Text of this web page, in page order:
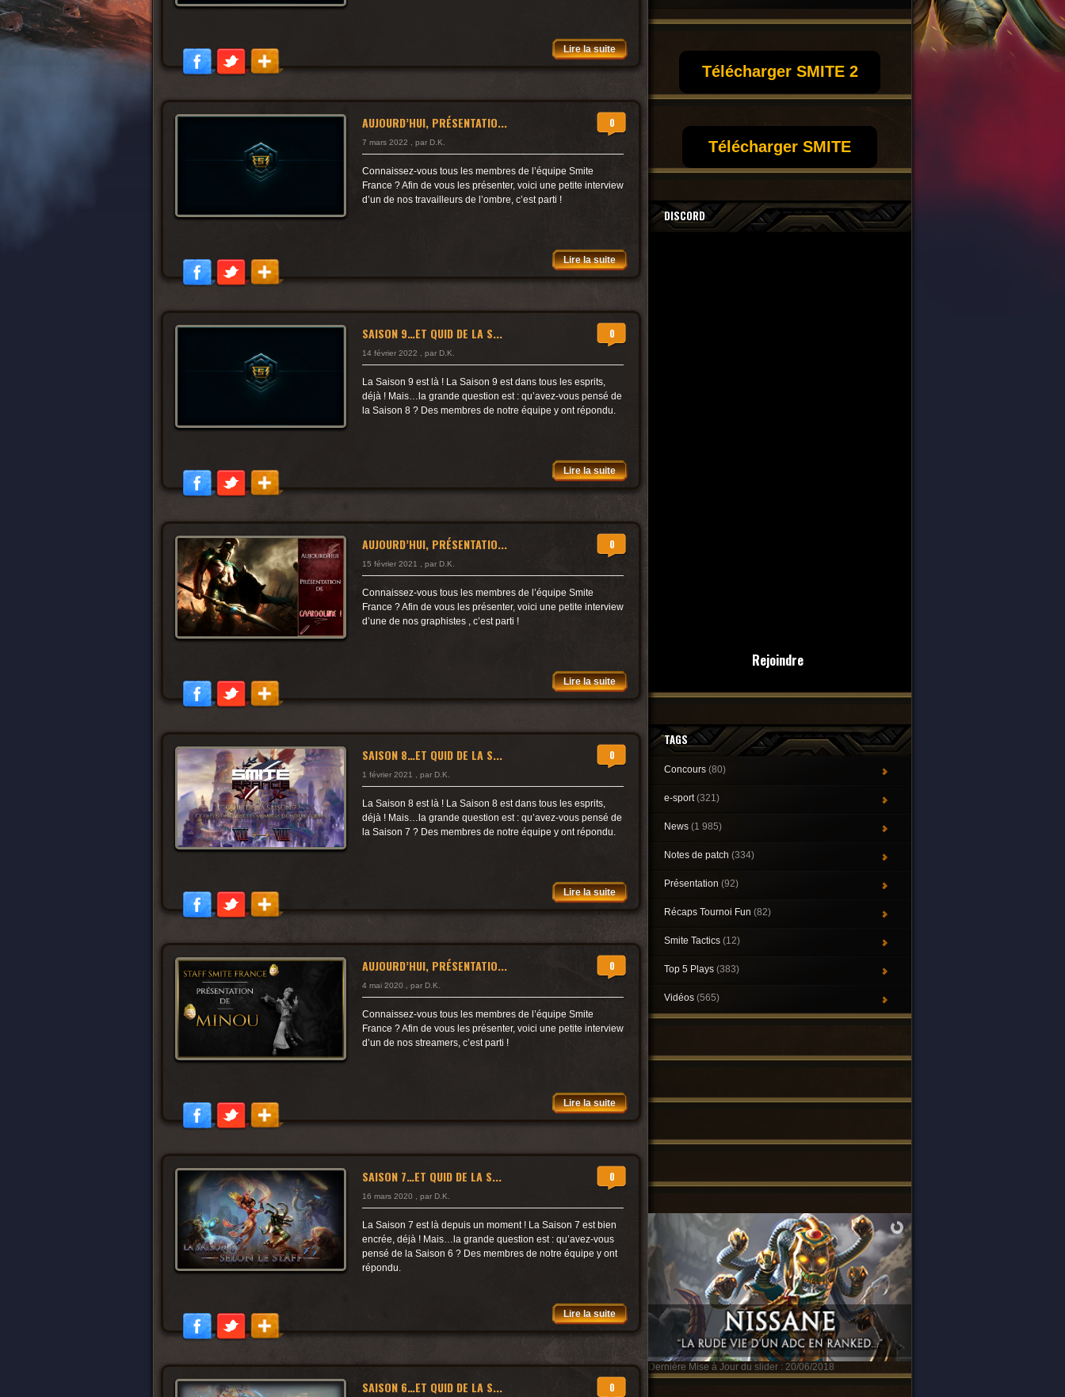
Lire la suite
0
AUJOURD’HUI, PRÉSENTATIO...
7 mars 2022 , par D.K.
Connaissez-vous tous les membres de l’équipe Smite
France ? Afin de vous les présenter, voici une petite interview
d’un de nos travailleurs de l’ombre, c’est parti !
Lire la suite
0
SAISON 9…ET QUID DE LA S...
14 février 2022 , par D.K.
La Saison 9 est là ! La Saison 9 est dans tous les esprits,
déjà ! Mais…la grande question est : qu’avez-vous pensé de
la Saison 8 ? Des membres de notre équipe y ont répondu.
Lire la suite
0
AUJOURD’HUI, PRÉSENTATIO...
15 février 2021 , par D.K.
Connaissez-vous tous les membres de l’équipe Smite
France ? Afin de vous les présenter, voici une petite interview
d’une de nos graphistes , c’est parti !
Lire la suite
0
SAISON 8…ET QUID DE LA S...
1 février 2021 , par D.K.
La Saison 8 est là ! La Saison 8 est dans tous les esprits,
déjà ! Mais…la grande question est : qu’avez-vous pensé de
la Saison 7 ? Des membres de notre équipe y ont répondu.
Lire la suite
0
AUJOURD’HUI, PRÉSENTATIO...
4 mai 2020 , par D.K.
Connaissez-vous tous les membres de l’équipe Smite
France ? Afin de vous les présenter, voici une petite interview
d’un de nos streamers, c’est parti !
Lire la suite
0
SAISON 7…ET QUID DE LA S...
16 mars 2020 , par D.K.
La Saison 7 est là depuis un moment ! La Saison 7 est bien
encrée, déjà ! Mais…la grande question est : qu’avez-vous
pensé de la Saison 6 ? Des membres de notre équipe y ont
répondu.
Lire la suite
0
SAISON 6…ET QUID DE LA S...
Télécharger SMITE 2
Télécharger SMITE
DISCORD
Rejoindre
TAGS
Concours (80)
e-sport(321)
News (1 985)
Notes de patch (334)
Présentation (92)
Récaps Tournoi Fun (82)
Smite Tactics (12)
Top 5 Plays (383)
Vidéos (565)
Dernière Mise à Jour du slider : 20/06/2018